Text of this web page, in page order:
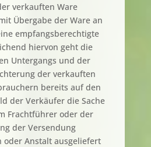
verkauften Ware
Übergabe der Ware an
empfangsberechtigte
hiervon geht die
Untergangs und der
der verkauften
bereits auf den
der Verkäufer die Sache
Frachtführer oder der
der Versendung
oder Anstalt ausgeliefert